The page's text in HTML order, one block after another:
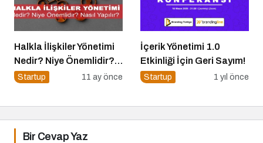
Halkla İlişkiler Yönetimi
Nedir? Niye Önemlidir?
Halkla İlişkiler Yönetimi
Startup 11 ay önce
İçerik Yönetimi 1.0
Etkinliği İçin Geri Sayım!
Startup 1 yıl önce
Bir Cevap Yaz